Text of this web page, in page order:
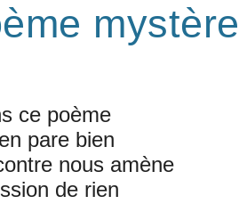
mystère
ce poème
pare bien
nous amène
de rien